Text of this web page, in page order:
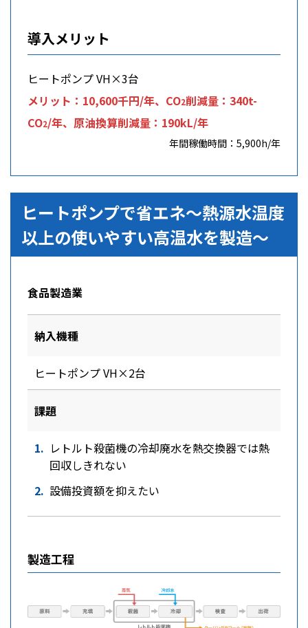
導入メリット
ヒートポンプ VH×3台
メリット：10,600千円/年、CO2削減量：340t-
CO2/年、原油換算削減量：190kL/年
年間稼働時間：5,900h/年
ヒートポンプで省エネ～熱源水温度
以上の使いやすい高温水を製造～
食品製造業
納入機種
ヒートポンプ VH×2台
課題
レトルト殺菌機の冷却廃水を熱交換器では熱
回収しきれない
設備投資額を抑えたい
製造工程